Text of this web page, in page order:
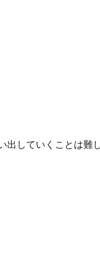
出していくことは難